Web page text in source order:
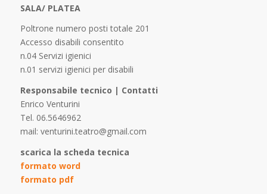
SALA/ PLATEA
Poltrone numero posti totale 201
Accesso disabili consentito
n.04 Servizi igienici
n.01 servizi igienici per disabili
Responsabile tecnico | Contatti
Enrico Venturini
Tel. 06.5646962
mail: venturini.teatro@gmail.com
scarica la scheda tecnica
formato word
formato pdf